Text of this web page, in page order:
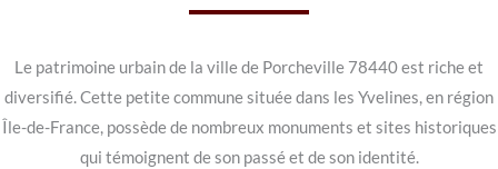
Le patrimoine urbain de la ville de Porcheville 78440 est riche et
diversifié. Cette petite commune située dans les Yvelines, en région
Île-de-France, possède de nombreux monuments et sites historiques
qui témoignent de son passé et de son identité.